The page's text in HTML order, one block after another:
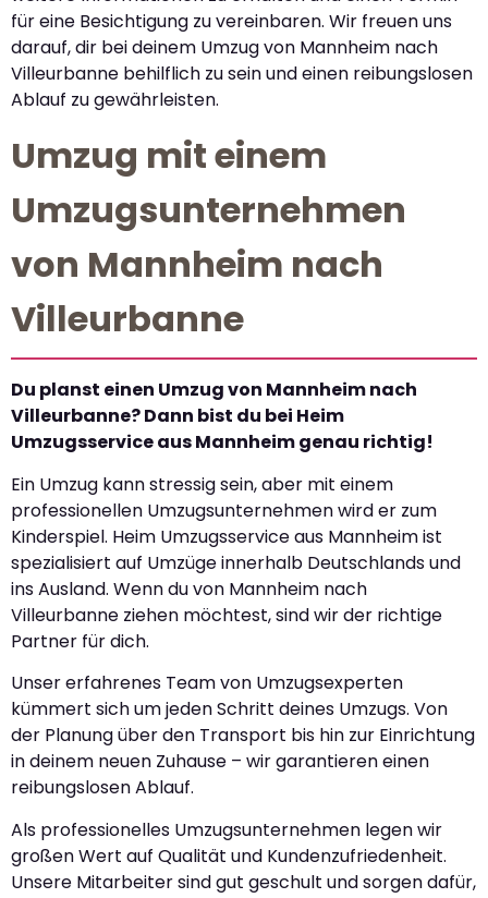
für eine Besichtigung zu vereinbaren. Wir freuen uns
darauf, dir bei deinem Umzug von Mannheim nach
Villeurbanne behilflich zu sein und einen reibungslosen
Ablauf zu gewährleisten.
Umzug mit einem
Umzugsunternehmen
von Mannheim nach
Villeurbanne
Du planst einen Umzug von Mannheim nach
Villeurbanne? Dann bist du bei Heim
Umzugsservice aus Mannheim genau richtig!
Ein Umzug kann stressig sein, aber mit einem
professionellen Umzugsunternehmen wird er zum
Kinderspiel. Heim Umzugsservice aus Mannheim ist
spezialisiert auf Umzüge innerhalb Deutschlands und
ins Ausland. Wenn du von Mannheim nach
Villeurbanne ziehen möchtest, sind wir der richtige
Partner für dich.
Unser erfahrenes Team von Umzugsexperten
kümmert sich um jeden Schritt deines Umzugs. Von
der Planung über den Transport bis hin zur Einrichtung
in deinem neuen Zuhause – wir garantieren einen
reibungslosen Ablauf.
Als professionelles Umzugsunternehmen legen wir
großen Wert auf Qualität und Kundenzufriedenheit.
Unsere Mitarbeiter sind gut geschult und sorgen dafür,